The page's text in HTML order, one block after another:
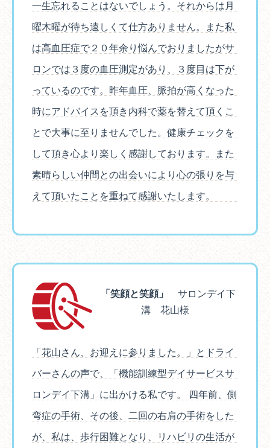
一生忘れることはないでしょう。それからは月
曜木曜が待ち遠しくて仕方ありません。また私
は高血圧症で２０年余り悩んでおりましたがサ
ロンでは３度の血圧測定があり、３度目は下が
っているのです。昨年血圧、脈拍が高くなった
時にアドバイスを頂き内科で薬を替えて頂くこ
とで大事に至りませんでした。健康チェックを
して頂き心より楽しく感謝しております。また
素晴らしい仲間との出会いにより心の張りを与
えて頂いたことを重ねて感謝いたします。
「笑顔と笑顔」
サロンデイ下
溝 花山様
「花山さん、お迎えに参りました。」とドライ
バーさんの声で、「機能訓練型デイサービスサ
ロンデイ下溝」に出かける私です。 四年前、側
弯症の手術、その後、二回の右肩の手術をした
が、私は、歩行困難となり、リハビリの生活が